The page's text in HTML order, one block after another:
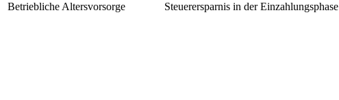
Betriebliche Altersvorsorge
Steuerersparnis in der Einzahlungsphase